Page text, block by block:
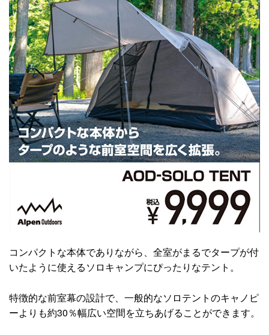
コンパクトな本体でありながら、全室がまるでタープが付
いたように使えるソロキャンプにぴったりなテント。
特徴的な前室幕の設計で、一般的なソロテントのキャノピ
ーよりも約30％幅広い空間を立ちあげることができます。